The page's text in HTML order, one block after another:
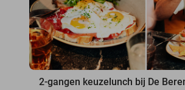
2-gangen keuzelunch bij De